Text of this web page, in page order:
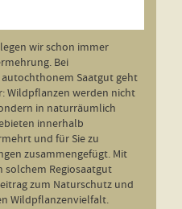
wir schon immer
Bei
Saatgut geht
Wildpflanzen werden nicht
in naturräumlich
innerhalb
und für Sie zu
zusammengefügt. Mit
solchem Regiosaatgut
zum Naturschutz und
Wildpflanzenvielfalt.